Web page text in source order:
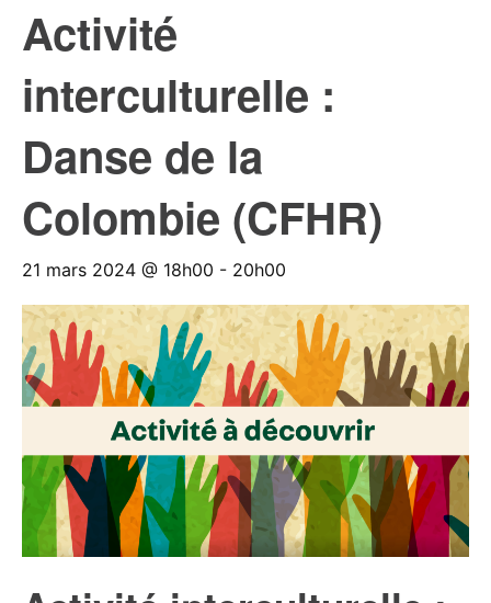
Activité
interculturelle :
Danse de la
Colombie (CFHR)
21 mars 2024 @ 18h00 - 20h00